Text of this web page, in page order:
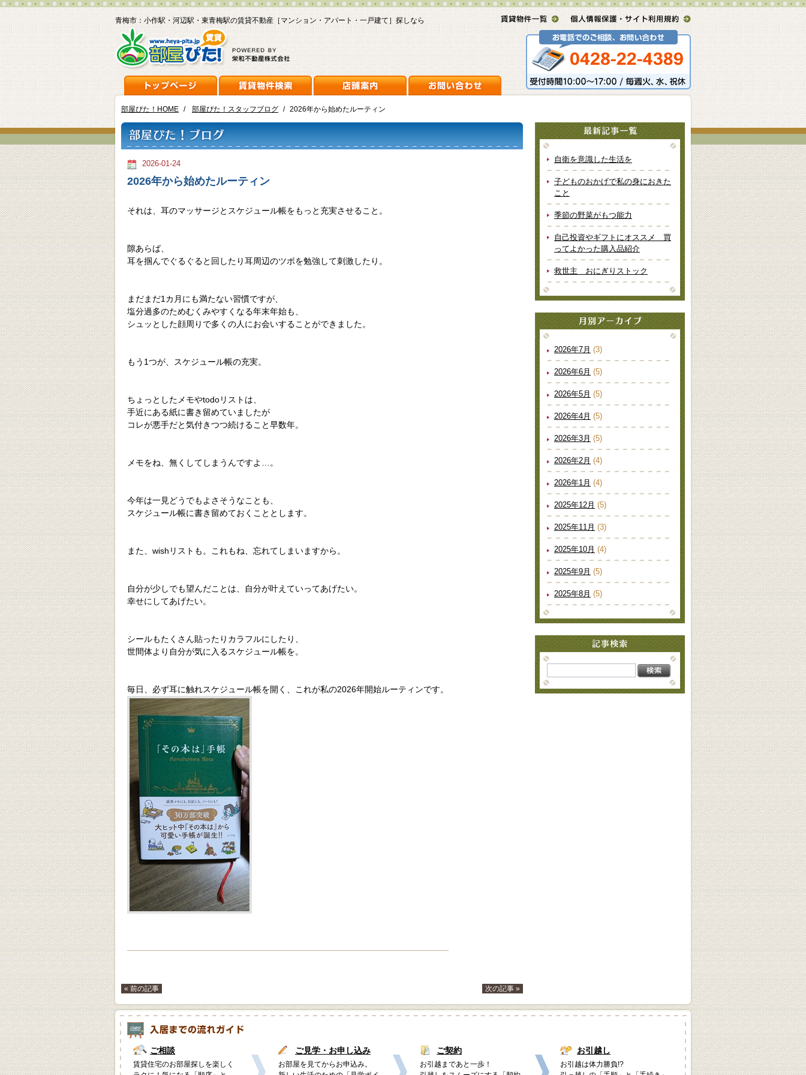
青梅市：小作駅・河辺駅・東青梅駅の賃貸不動産［マンション・アパート・一戸建て］探しなら
部屋ぴた！HOME / 部屋ぴた！スタッフブログ / 2026年から始めたルーティン
2026-01-24
2026年から始めたルーティン
それは、耳のマッサージとスケジュール帳をもっと充実させること。
隙あらば、
耳を掴んでぐるぐると回したり耳周辺のツボを勉強して刺激したり。
まだまだ1カ月にも満たない習慣ですが、
塩分過多のためむくみやすくなる年末年始も、
シュッとした顔周りで多くの人にお会いすることができました。
もう1つが、スケジュール帳の充実。
ちょっとしたメモやtodoリストは、
手近にある紙に書き留めていましたが
コレが悪手だと気付きつつ続けること早数年。
メモをね、無くしてしまうんですよ…。
今年は一見どうでもよさそうなことも、
スケジュール帳に書き留めておくこととします。
また、wishリストも。これもね、忘れてしまいますから。
自分が少しでも望んだことは、自分が叶えていってあげたい。
幸せにしてあげたい。
シールもたくさん貼ったりカラフルにしたり、
世間体より自分が気に入るスケジュール帳を。
毎日、必ず耳に触れスケジュール帳を開く、これが私の2026年開始ルーティンです。
« 前の記事 次の記事 »
自衛を意識した生活を
子どものおかげで私の身におきた
こと
季節の野菜がもつ能力
自己投資やギフトにオススメ 買
ってよかった購入品紹介
救世主 おにぎりストック
2026年7月 (3)
2026年6月 (5)
2026年5月 (5)
2026年4月 (5)
2026年3月 (5)
2026年2月 (4)
2026年1月 (4)
2025年12月 (5)
2025年11月 (3)
2025年10月 (4)
2025年9月 (5)
2025年8月 (5)
ご相談
賃貸住宅のお部屋探しを楽しく
ご見学・お申し込み
お部屋を見てからお申込み。
ご契約
お引越まであと一歩！
お引越し
お引越は体力勝負!?